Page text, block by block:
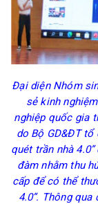
Đại diện Nhóm
sẻ kinh
nghiệp quốc gia
do Bộ GD&ĐT tổ
quét trần nhà
đàm nhằm thu
cấp để có thể
4.0”. Thông